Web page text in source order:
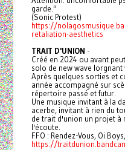
garde."
(Sonic Protest)
https://
retaliation-aesthetics
TRAIT D'UNION -
Créé en 2024 ou avant
solo de new wave
Après quelques sorties et
année accompagné sur
répertoire passé et futur.
Une musique invitant à la
acerbe, invitant à rien du
de trait d'union un projet à
l'écoute.
FFO : Rendez-Vous, Oi
https://